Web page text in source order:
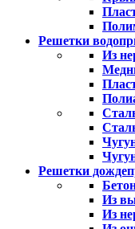
Решетки
Из
Решетки
Из
Из